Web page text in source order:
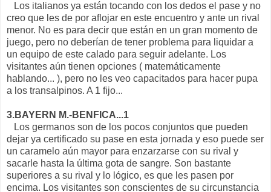
Los italianos ya están tocando con los dedos el pase y no
creo que les de por aflojar en este encuentro y ante un rival
menor. No es para decir que están en un gran momento de
juego, pero no deberían de tener problema para liquidar a
un equipo de este calado para seguir adelante. Los
visitantes aún tienen opciones ( matemáticamente
hablando... ), pero no les veo capacitados para hacer pupa
a los transalpinos. A 1 fijo...
3.BAYERN M.-BENFICA...1
Los germanos son de los pocos conjuntos que pueden
dejar ya certificado su pase en esta jornada y eso puede ser
un caramelo aún mayor para enzarzarse con su rival y
sacarle hasta la última gota de sangre. Son bastante
superiores a su rival y lo lógico, es que les pasen por
encima. Los visitantes son conscientes de su circunstancia